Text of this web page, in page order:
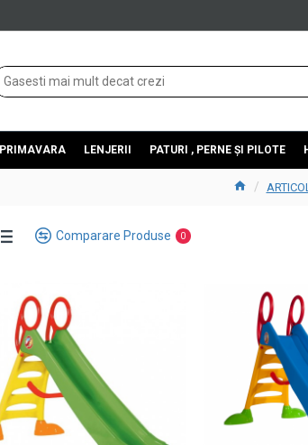
PRIMAVARA LENJERII PATURI , PERNE ȘI PILOTE
Comparare Produse 0